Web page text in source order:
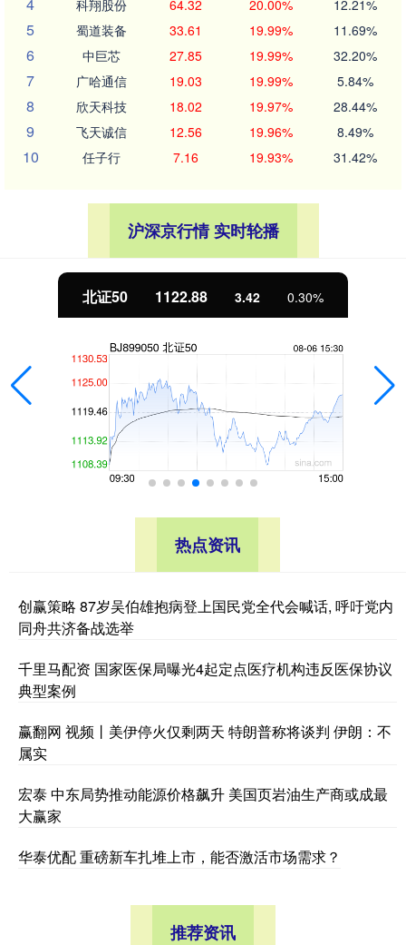
科翔股份 64.32 20.00% 12.21%
5 蜀道装备 33.61 19.99% 11.69%
6 中巨芯 27.85 19.99% 32.20%
7 广哈通信 19.03 19.99% 5.84%
8 欣天科技 18.02 19.97% 28.44%
9 飞天诚信 12.56 19.96% 8.49%
10 任子行 7.16 19.93% 31.42%
沪深京行情 实时轮播
北证50 1122.88 3.42 0.30%
热点资讯
创赢策略 87岁吴伯雄抱病登上国民党全代会喊话, 呼吁党内
同舟共济备战选举
千里马配资 国家医保局曝光4起定点医疗机构违反医保协议
典型案例
赢翻网 视频丨美伊停火仅剩两天 特朗普称将谈判 伊朗：不
属实
宏泰 中东局势推动能源价格飙升 美国页岩油生产商或成最
大赢家
华泰优配 重磅新车扎堆上市，能否激活市场需求？
推荐资讯